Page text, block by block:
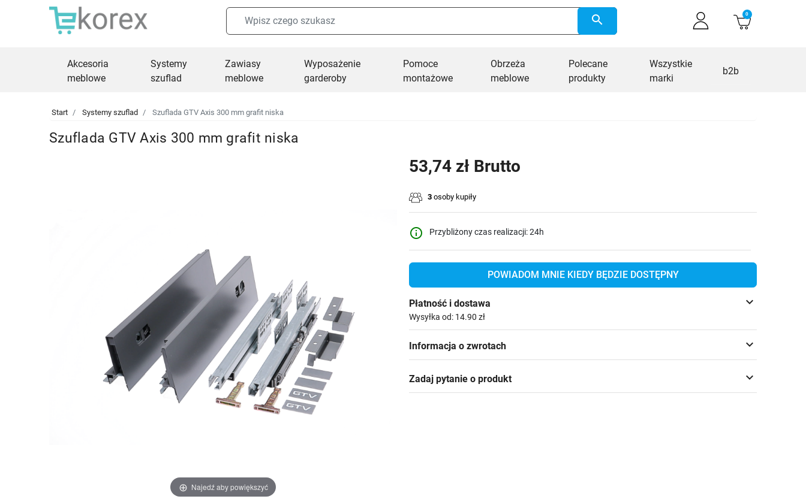
search 0
Akcesoria
meblowe
Systemy
szuflad
Zawiasy
meblowe
Wyposażenie
garderoby
Pomoce
montażowe
Obrzeża
meblowe
Polecane
produkty
Wszystkie
marki
b2b
Start Systemy szuflad Szuflada GTV Axis 300 mm grafit niska
Szuflada GTV Axis 300 mm grafit niska
Najedź aby powiększyć
53,74 zł Brutto
3 osoby kupiły
info_outline Przybliżony czas realizacji: 24h
POWIADOM MNIE KIEDY BĘDZIE DOSTĘPNY
keyboard_arrow_down
Płatność i dostawa
Wysyłka od: 14.90 zł
keyboard_arrow_down
Informacja o zwrotach
keyboard_arrow_down
Zadaj pytanie o produkt